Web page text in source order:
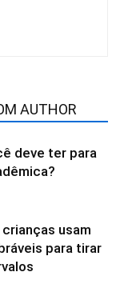
AUTHOR
deve ter para
usam
para tirar